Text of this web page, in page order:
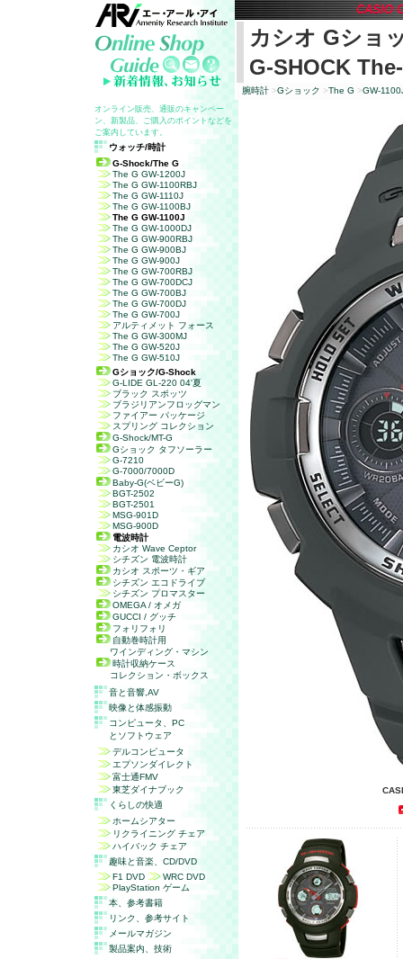
CASIO
カシオ Gショ
G-SHOCK
腕時計 >Gショック >The G >GW-
オンライン販売、通販のキャンペー
ン、新製品、ご購入のポイントなどを
ご案内しています。
ウォッチ/時計
G-Shock/The G
The G GW-1200J
The G GW-1100RBJ
The G GW-1110J
The G GW-1100BJ
The G GW-1100J
The G GW-1000DJ
The G GW-900RBJ
The G GW-900BJ
The G GW-900J
The G GW-700RBJ
The G GW-700DCJ
The G GW-700BJ
The G GW-700DJ
The G GW-700J
アルティメット フォース
The G GW-300MJ
The G GW-520J
The G GW-510J
Gショック/G-Shock
G-LIDE GL-220 04'夏
ブラック スポッツ
ブラジリアンフロッグマン
ファイアー パッケージ
スプリング コレクション
G-Shock/MT-G
Gショック タフソーラー
G-7210
G-7000/7000D
Baby-G(ベビーG)
BGT-2502
BGT-2501
MSG-901D
MSG-900D
電波時計
カシオ Wave Ceptor
シチズン 電波時計
カシオ スポーツ・ギア
シチズン エコドライブ
シチズン プロマスター
OMEGA / オメガ
GUCCI / グッチ
フォリフォリ
自動巻時計用
ワインディング・マシン
時計収納ケース
コレクション・ボックス
音と音響, AV
映像と体感振動
コンピュータ、 PC
とソフトウェア
デルコンピュータ
エプソンダイレクト
富士通FMV
東芝ダイナブック
くらしの快適
ホームシアター
リクライニング チェア
ハイバック チェア
趣味と音楽、 CD/DVD
F1 DVD
WRC DVD
PlayStation ゲーム
本、参考書籍
リンク、参考サイト
メールマガジン
製品案内、技術